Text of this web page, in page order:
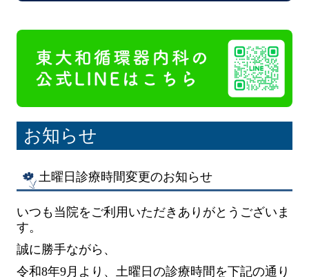
お知らせ
土曜日診療時間変更のお知らせ
いつも当院をご利用いただきありがとうございま
す。
誠に勝手ながら、
令和8年9月より、土曜日の診療時間を下記の通り